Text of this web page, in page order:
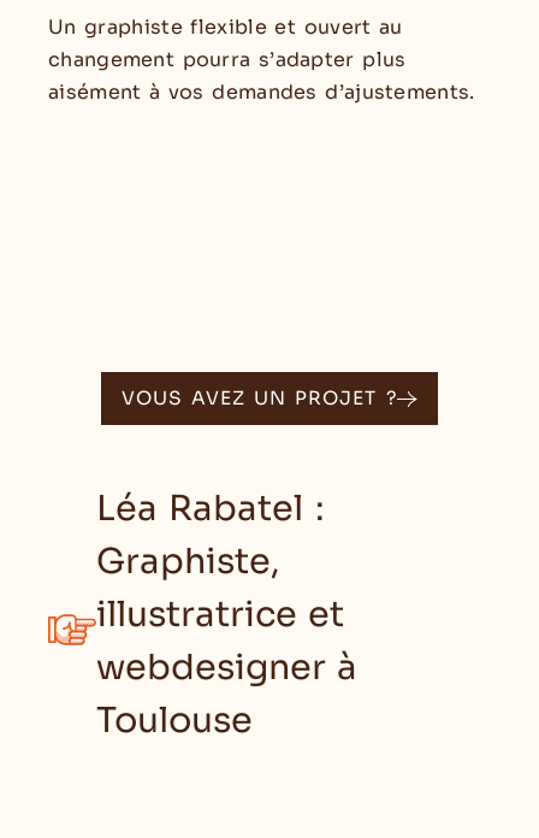
Un graphiste flexible et ouvert au
changement pourra s’adapter plus
aisément à vos demandes d’ajustements.
VOUS AVEZ UN PROJET ?
Léa Rabatel :
Graphiste,
illustratrice et
webdesigner à
Toulouse